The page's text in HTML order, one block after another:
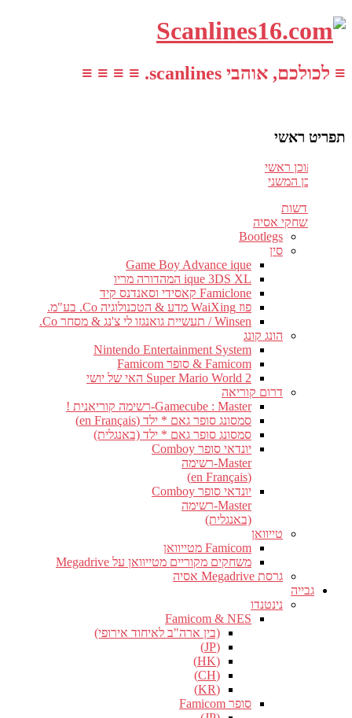
≡ לכולכם, אוהבי scanlines. ≡ ≡ ≡ ≡
תפריט ראשי
עבור לתוכן ראשי
דלג לתוכן המשני
חדשות
משחקי אסיה
Bootlegs
סין
Game Boy Advance ique
ique 3DS XL המהדורה מריו
Famiclone קאסידי וסאנדנס קיד
פוז WaiXing מדע & הטכנולוגיה Co. בע"מ.
Winsen / תעשיית גואנגזו לי צ'נג & מסחר Co.
הונג קונג
Nintendo Entertainment System
Famicom & סופר Famicom
Super Mario World 2 האי של יושי
דרום קוריאה
Gamecube : Master-רשימה קוריאנית !
סמסונג סופר גאם * ילד (en Français)
סמסונג סופר גאם * ילד (באנגלית)
יונדאי סופר Comboy
Master-רשימה
(en Français)
יונדאי סופר Comboy
Master-רשימה
(באנגלית)
טייוואן
Famicom מטייוואן
משחקים מקוריים מטייוואן על Megadrive
גרסת Megadrive אסיה
גבייה
נינטנדו
Famicom & NES
(בין ארה"ב לאיחוד אירופי)
(JP)
(HK)
(CH)
(KR)
סופר Famicom